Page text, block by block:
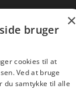
×
bruger
cookies til at
Ved at bruge
du samtykke til alle